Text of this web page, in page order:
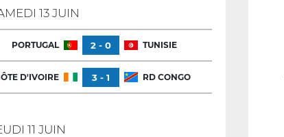
13 JUIN
PORTUGAL 2 - 0 TUNISIE
D'IVOIRE 3 - 1 RD CONGO
11 JUIN